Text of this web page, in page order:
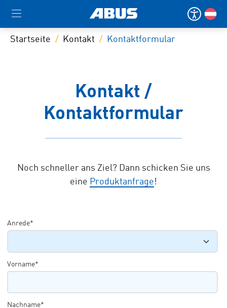
Startseite Kontakt Kontaktformular
Kontakt /
Kontaktformular
Noch schneller ans Ziel? Dann schicken Sie uns
eine Produktanfrage!
Anrede*
Vorname*
Nachname*